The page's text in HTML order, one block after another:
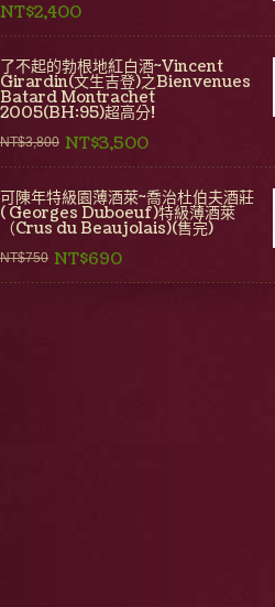
NT$2,400
了不起的勃根地紅白酒~Vincent
Girardin(文生吉登)之Bienvenues
Batard Montrachet
2005(BH:95)超高分!
NT$3,800 NT$3,500
可陳年特級園薄酒萊~喬治杜伯夫酒莊
( Georges Duboeuf)特級薄酒萊
（Crus du Beaujolais)(售完)
NT$750 NT$690